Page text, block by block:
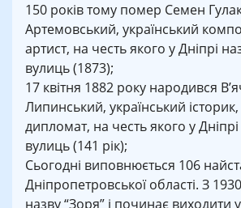
150 років тому помер Семен
Артемовський, український
артист, на честь якого у Дніпрі
вулиць (1873);
17 квітня 1882 року народився
Липинський, український історик,
дипломат, на честь якого у
вулиць (141 рік);
Сьогодні виповнюється 106
Дніпропетровської області. З
назву “Зоря” і починає виходити